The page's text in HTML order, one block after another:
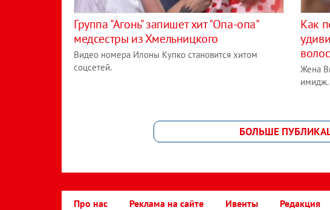
Группа "Агонь" запишет хит "Опа-опа"
медсестры из Хмельницкого
Видео номера Илоны Купко становится хитом
соцсетей.
Как
волос
Жена
имидж.
БОЛЬШЕ
Про нас Реклама на сайте Ивенты Редакция